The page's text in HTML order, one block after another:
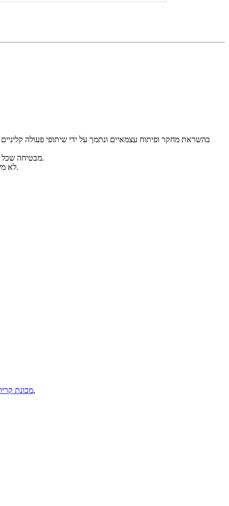
בהשראת מחקר ופיתוח עצמאיים ונתמך על ידי שיתופי פעולה
עם מערכת ייצור מוסמכת ISO 13485 ומוצרים שאושרו על ידי ה-FDA (510K), Triangel מבטיחה שכל מכשיר עומד בתקנים הרפואיים הבינלאומיים הגבוהים ביותר.
לא משנה היכן אתם נמצאים, הצוות המקצועי שלנו מספק הכשרה מעשית מקיפה ותמיכה ייעודית לאחר המכירה, מה שמבטיח את הצלחתכם מהיום הראשון.
מכונת,